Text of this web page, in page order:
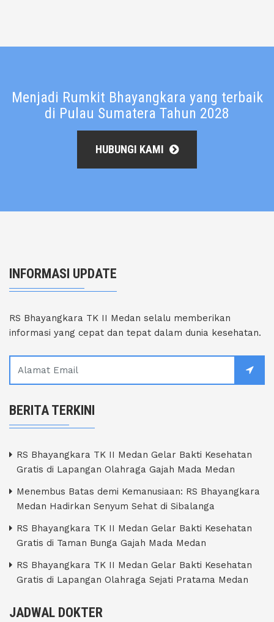
Menjadi Rumkit Bhayangkara yang terbaik
di Pulau Sumatera Tahun 2028
HUBUNGI KAMI
INFORMASI UPDATE
RS Bhayangkara TK II Medan selalu memberikan
informasi yang cepat dan tepat dalam dunia kesehatan.
BERITA TERKINI
RS Bhayangkara TK II Medan Gelar Bakti Kesehatan
Gratis di Lapangan Olahraga Gajah Mada Medan
Menembus Batas demi Kemanusiaan: RS Bhayangkara
Medan Hadirkan Senyum Sehat di Sibalanga
RS Bhayangkara TK II Medan Gelar Bakti Kesehatan
Gratis di Taman Bunga Gajah Mada Medan
RS Bhayangkara TK II Medan Gelar Bakti Kesehatan
Gratis di Lapangan Olahraga Sejati Pratama Medan
JADWAL DOKTER